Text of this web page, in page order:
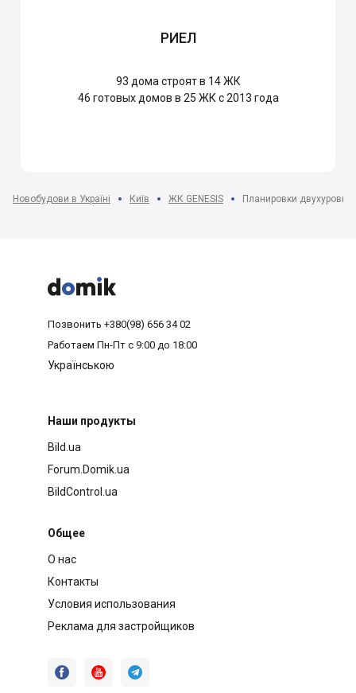
РИЕЛ
93 дома строят в 14 ЖК
46 готовых домов в 25 ЖК с 2013 года
Новобудови в Україні Київ ЖК GENESIS Планировки



Позвонить +380(98) 656 34 02
Работаем Пн-Пт с 9:00 до 18:00
Українською
Наши продукты
Bild.ua
Forum.Domik.ua
BildControl.ua
Общее
О нас
Контакты
Условия использования
Реклама для застройщиков
  